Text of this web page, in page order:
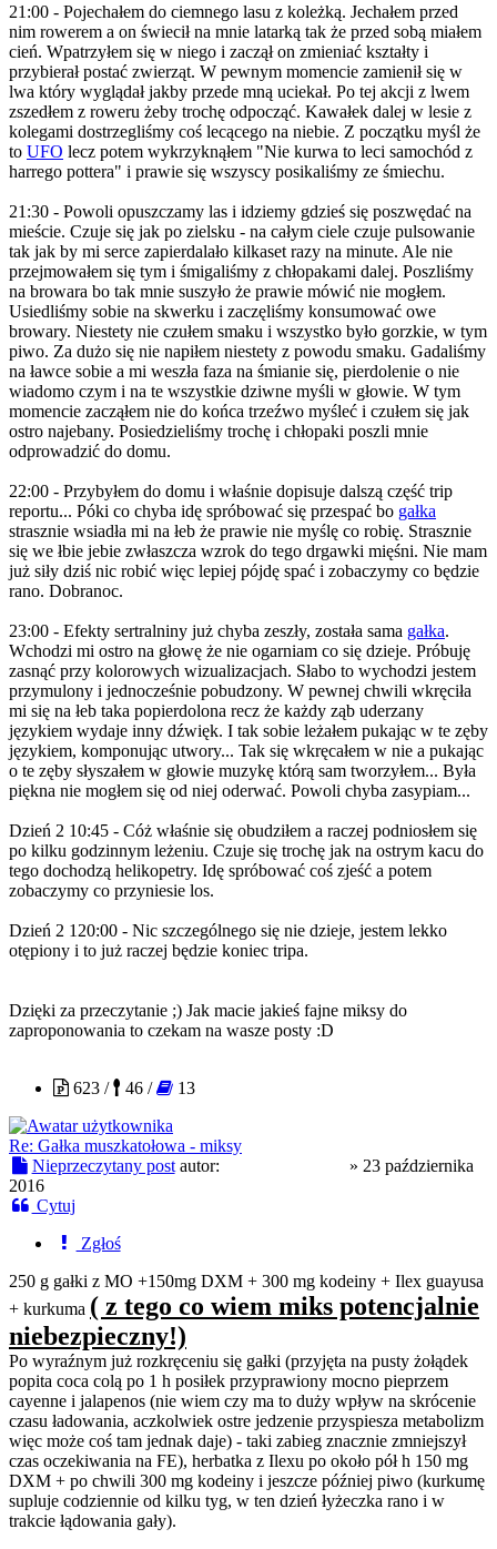
21:00 - Pojechałem do ciemnego lasu z koleżką. Jechałem przed
nim rowerem a on świecił na mnie latarką tak że przed sobą miałem
cień. Wpatrzyłem się w niego i zaczął on zmieniać kształty i
przybierał postać zwierząt. W pewnym momencie zamienił się w
lwa który wyglądał jakby przede mną uciekał. Po tej akcji z lwem
zszedłem z roweru żeby trochę odpocząć. Kawałek dalej w lesie z
kolegami dostrzegliśmy coś lecącego na niebie. Z początku myśl że
to UFO lecz potem wykrzyknąłem "Nie kurwa to leci samochód z
harrego pottera" i prawie się wszyscy posikaliśmy ze śmiechu.
21:30 - Powoli opuszczamy las i idziemy gdzieś się poszwędać na
mieście. Czuje się jak po zielsku - na całym ciele czuje pulsowanie
tak jak by mi serce zapierdalało kilkaset razy na minute. Ale nie
przejmowałem się tym i śmigaliśmy z chłopakami dalej. Poszliśmy
na browara bo tak mnie suszyło że prawie mówić nie mogłem.
Usiedliśmy sobie na skwerku i zaczęliśmy konsumować owe
browary. Niestety nie czułem smaku i wszystko było gorzkie, w tym
piwo. Za dużo się nie napiłem niestety z powodu smaku. Gadaliśmy
na ławce sobie a mi weszła faza na śmianie się, pierdolenie o nie
wiadomo czym i na te wszystkie dziwne myśli w głowie. W tym
momencie zacząłem nie do końca trzeźwo myśleć i czułem się jak
ostro najebany. Posiedzieliśmy trochę i chłopaki poszli mnie
odprowadzić do domu.
22:00 - Przybyłem do domu i właśnie dopisuje dalszą część trip
reportu... Póki co chyba idę spróbować się przespać bo gałka
strasznie wsiadła mi na łeb że prawie nie myślę co robię. Strasznie
się we łbie jebie zwłaszcza wzrok do tego drgawki mięśni. Nie mam
już siły dziś nic robić więc lepiej pójdę spać i zobaczymy co będzie
rano. Dobranoc.
23:00 - Efekty sertralniny już chyba zeszły, została sama gałka.
Wchodzi mi ostro na głowę że nie ogarniam co się dzieje. Próbuję
zasnąć przy kolorowych wizualizacjach. Słabo to wychodzi jestem
przymulony i jednocześnie pobudzony. W pewnej chwili wkręciła
mi się na łeb taka popierdolona recz że każdy ząb uderzany
językiem wydaje inny dźwięk. I tak sobie leżałem pukając w te zęby
językiem, komponując utwory... Tak się wkręcałem w nie a pukając
o te zęby słyszałem w głowie muzykę którą sam tworzyłem... Była
piękna nie mogłem się od niej oderwać. Powoli chyba zasypiam...
Dzień 2 10:45 - Cóż właśnie się obudziłem a raczej podniosłem się
po kilku godzinnym leżeniu. Czuje się trochę jak na ostrym kacu do
tego dochodzą helikopetry. Idę spróbować coś zjeść a potem
zobaczymy co przyniesie los.
Dzień 2 120:00 - Nic szczególnego się nie dzieje, jestem lekko
otępiony i to już raczej będzie koniec tripa.
Dzięki za przeczytanie ;) Jak macie jakieś fajne miksy do
zaproponowania to czekam na wasze posty :D
623 /
46 / 13
Re: Gałka muszkatołowa - miksy
Nieprzeczytany post autor: » 23 października
2016
Cytuj
Zgłoś
250 g gałki z MO +150mg DXM + 300 mg kodeiny + Ilex guayusa
+ kurkuma ( z tego co wiem miks potencjalnie
niebezpieczny!)
Po wyraźnym już rozkręceniu się gałki (przyjęta na pusty żołądek
popita coca colą po 1 h posiłek przyprawiony mocno pieprzem
cayenne i jalapenos (nie wiem czy ma to duży wpływ na skrócenie
czasu ładowania, aczkolwiek ostre jedzenie przyspiesza metabolizm
więc może coś tam jednak daje) - taki zabieg znacznie zmniejszył
czas oczekiwania na FE), herbatka z Ilexu po około pół h 150 mg
DXM + po chwili 300 mg kodeiny i jeszcze później piwo (kurkumę
supluje codziennie od kilku tyg, w ten dzień łyżeczka rano i w
trakcie łądowania gały).